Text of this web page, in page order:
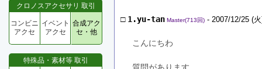
クロノスアクセサリ 取引
コンビニ
アクセ
イベント
アクセ
合成アク
セ・他
特殊品・素材等 取引
□ 1.yu-tan Master(713回) - 2007/12/25 (
こんにちわ